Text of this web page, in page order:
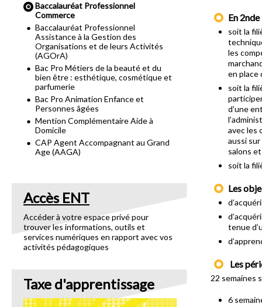
Baccalauréat Professionnel
Commerce
Baccalauréat Professionnel
Assistance à la Gestion des
Organisations et de leurs Activités
(AGOrA)
Bac Pro Métiers de la beauté et du
bien être : esthétique, cosmétique et
parfumerie
Bac Pro Animation Enfance et
Personnes âgées
Mention Complémentaire Aide à
Domicile
CAP Agent Accompagnant au Grand
Age (AAGA)
Accès ENT
Accéder à votre espace privé pour
trouver les informations, outils et
services numériques en rapport avec vos
activités pédagogiques
Taxe d'apprentissage
En
soit la
les
en place
soit la
d’une
avec les
aussi
salons
soit la
Les
tenue
Les
22 semaines
6